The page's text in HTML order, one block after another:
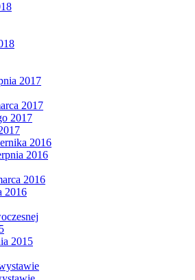
2017
2017
2017
2016
2016
2016
2016
2015